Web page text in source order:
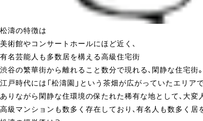
松濤の特徴は
美術館やコンサートホールにほど近く、
有名芸能人も多数居を構える高級住宅街
渋谷の繁華街から離れること数分で現れる、閑静な住宅街
江戸時代には「松濤園」という茶畑が広がっていたエリア
ありながら閑静な住環境の保たれた稀有な地として、大変
高級マンションも数多く存在しており、有名人も数多く